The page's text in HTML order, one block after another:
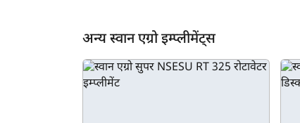
अन्य स्वान एग्रो इम्प्लीमेंट्स